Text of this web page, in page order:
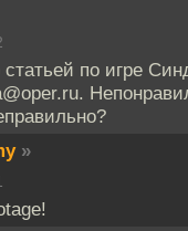
по игре
»